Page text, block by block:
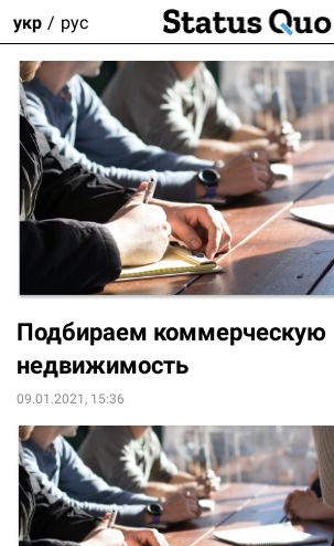
укр рус
Подбираем коммерческую
недвижимость
09.01.2021, 15:36